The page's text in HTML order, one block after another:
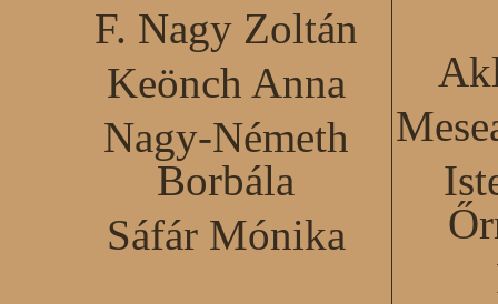
F. Nagy Zoltán
Keönch Anna
Nagy-Németh
Borbála
Sáfár Mónika